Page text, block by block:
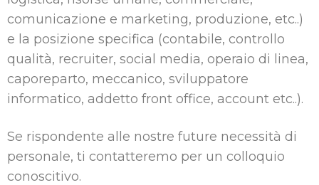
comunicazione e marketing, produzione, etc..)
e la posizione specifica (contabile, controllo
qualità, recruiter, social media, operaio di linea,
caporeparto, meccanico, sviluppatore
informatico, addetto front office, account etc..).
Se rispondente alle nostre future necessità di
personale, ti contatteremo per un colloquio
conoscitivo.